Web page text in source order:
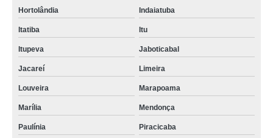
Hortolândia Indaiatuba
Itatiba Itu
Itupeva Jaboticabal
Jacareí Limeira
Louveira Marapoama
Marília Mendonça
Paulínia Piracicaba